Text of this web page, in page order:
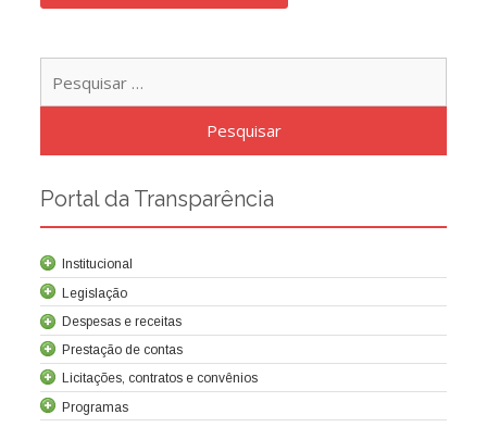
Portal da Transparência
Institucional
Legislação
Leis relacionadas
Despesas e receitas
Prestação de contas
Licitações, contratos e convênios
Programas